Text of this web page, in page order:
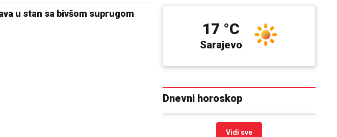
u stan sa bivšom suprugom
Sarajevo
17 °C
Dnevni horoskop
Vidi sve